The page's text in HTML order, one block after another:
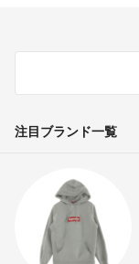
注目ブランド一覧